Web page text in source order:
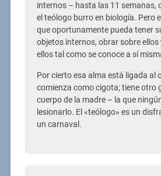
internos – hasta las 11 semanas,
el teólogo burro en biología. Pero
que oportunamente pueda tener
objetos internos, obrar sobre ellos
ellos tal como se conoce a sí
Por cierto esa alma está ligada al
comienza como cigota; tiene otro
cuerpo de la madre – la que
lesionarlo. El «teólogo» es un
un carnaval.